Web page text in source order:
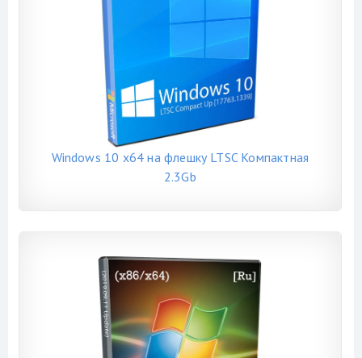
Windows 10 x64 на флешку LTSC Компактная
2.3Gb